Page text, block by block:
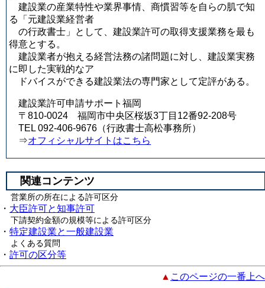
建設業の産業特性や業界事情、商慣習等を自らの肌で知
る「元建設業経営者
の行政書士」として、建設業許可の取得支援業務を最も
得意とする。
建設業者が抱える経営法務の諸問題に対し、建設業実務
に即した実戦的なア
ドバイスができる建設業法の専門家として定評がある。
建設業許可申請サポート福岡
〒810-0024 福岡市中央区桜坂3丁目12番92-208号
TEL 092-406-9676（行政書士高松事務所）
⇒オフィシャルサイトはこちら
関連コンテンツ
営業所の所在による許可区分
・ 大臣許可と知事許可
下請契約金額の規模等による許可区分
・ 特定建設業と一般建設業
よくある質問
・ 許可の区分等
▲ このページの一番上へ